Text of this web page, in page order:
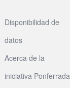
Disponibilidad de
datos
Acerca de la
iniciativa Ponferrada